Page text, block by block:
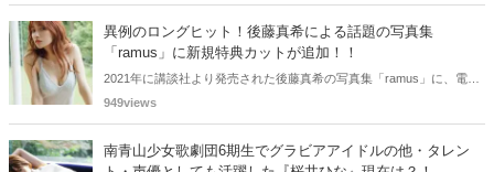
なくなりました。
異例のロングヒット！後藤真希による話題の写真集
「ramus」に新規特典カットが追加！！
2021年に講談社より発売された後藤真希の写真集「ramus」に、電子
版限定特典として新たな5カットを追加した「電子書籍限定カット付
949views
南青山少女歌劇団6期生でグラビアアイドルの他・タレン